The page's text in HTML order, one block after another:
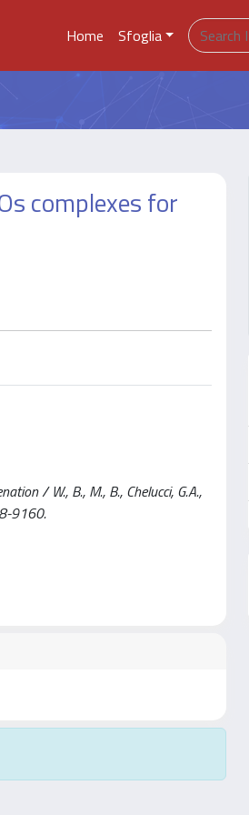
Home Sfoglia
complexes for
/ W., B., M., B., Chelucci, G.A.,
9160.